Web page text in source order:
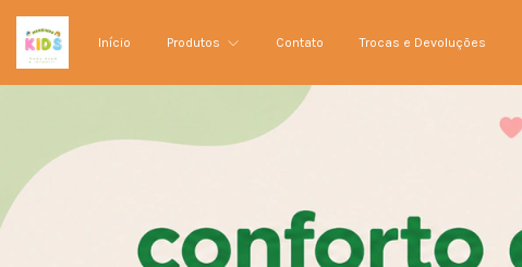
Início Produtos Contato Trocas e Devoluções